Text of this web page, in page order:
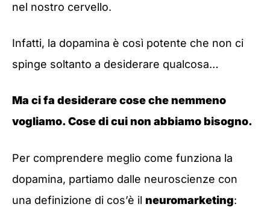
nel nostro cervello.
Infatti, la dopamina è così potente che non ci
spinge soltanto a desiderare qualcosa…
Ma ci fa desiderare cose che nemmeno
vogliamo. Cose di cui non abbiamo bisogno.
Per comprendere meglio come funziona la
dopamina, partiamo dalle neuroscienze con
una definizione di cos’è il neuromarketing: